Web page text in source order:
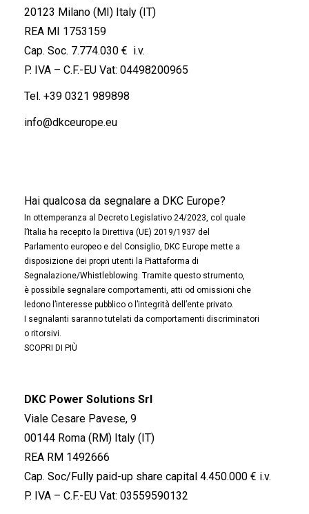
20123 Milano (MI) Italy (IT)
REA MI 1753159
Cap. Soc. 7.774.030 € i.v.
P. IVA – C.F.-EU Vat: 04498200965
Tel. +39 0321 989898
info@dkceurope.eu
Hai qualcosa da segnalare a DKC Europe?
In ottemperanza al Decreto Legislativo 24/2023, col quale
l’Italia ha recepito la Direttiva (UE) 2019/1937 del
Parlamento europeo e del Consiglio, DKC Europe mette a
disposizione dei propri utenti la Piattaforma di
Segnalazione/Whistleblowing. Tramite questo strumento,
è possibile segnalare comportamenti, atti od omissioni che
ledono l’interesse pubblico o l’integrità dell’ente privato.
I segnalanti saranno tutelati da comportamenti discriminatori
o ritorsivi.
SCOPRI DI PIÙ
DKC Power Solutions Srl
Viale Cesare Pavese, 9
00144 Roma (RM) Italy (IT)
REA RM 1492666
Cap. Soc/Fully paid-up share capital 4.450.000 € i.v.
P. IVA – C.F.-EU Vat: 03559590132